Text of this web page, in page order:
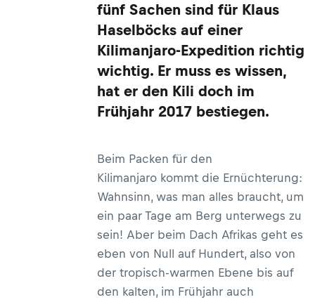
fünf Sachen sind für Klaus
Haselböcks auf einer
Kilimanjaro-Expedition richtig
wichtig. Er muss es wissen,
hat er den Kili doch im
Frühjahr 2017 bestiegen.
Beim Packen für den
Kilimanjaro kommt die Ernüchterung:
Wahnsinn, was man alles braucht, um
ein paar Tage am Berg unterwegs zu
sein! Aber beim Dach Afrikas geht es
eben von Null auf Hundert, also von
der tropisch-warmen Ebene bis auf
den kalten, im Frühjahr auch